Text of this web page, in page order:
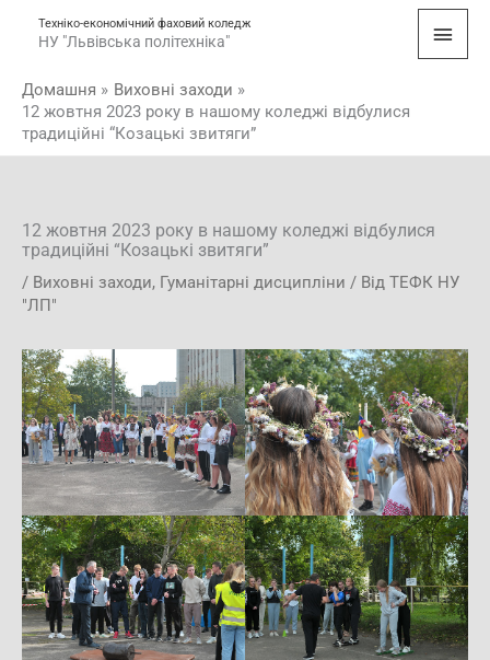
Техніко-економічний фаховий коледж
НУ "Львівська політехніка"
Домашня
Виховні заходи
12 жовтня 2023 року в нашому коледжі відбулися
традиційні “Козацькі звитяги”
12 жовтня 2023 року в нашому коледжі відбулися
традиційні “Козацькі звитяги”
/ Виховні заходи, Гуманітарні дисципліни / Від ТЕФК НУ
"ЛП"